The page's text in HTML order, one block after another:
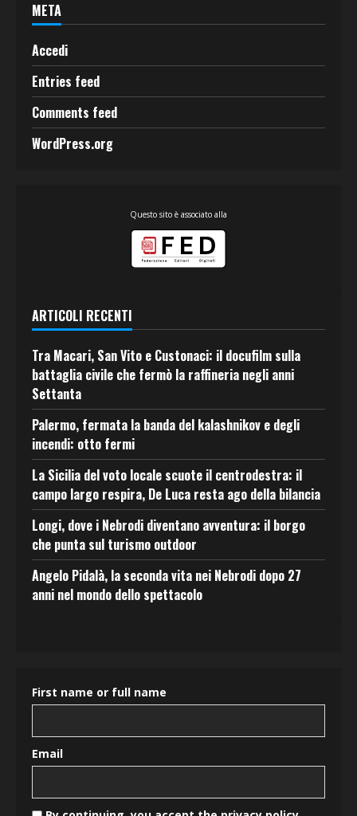
META
Accedi
Entries feed
Comments feed
WordPress.org
Questo sito è associato alla
ARTICOLI RECENTI
Tra Macari, San Vito e Custonaci: il docufilm sulla
battaglia civile che fermò la raffineria negli anni
Settanta
Palermo, fermata la banda del kalashnikov e degli
incendi: otto fermi
La Sicilia del voto locale scuote il centrodestra: il
campo largo respira, De Luca resta ago della bilancia
Longi, dove i Nebrodi diventano avventura: il borgo
che punta sul turismo outdoor
Angelo Pidalà, la seconda vita nei Nebrodi dopo 27
anni nel mondo dello spettacolo
First name or full name
Email